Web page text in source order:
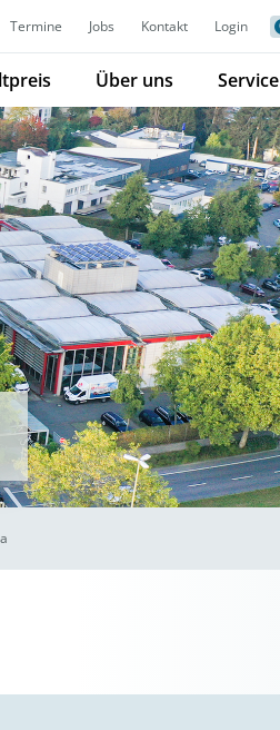
Termine Jobs Kontakt Login
Über uns Service